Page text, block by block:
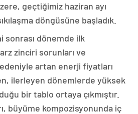
geçtiğimiz haziran ayı
döngüsüne başladık.
sonrası dönemde ilk
zinciri sorunları ve
artan enerji fiyatları
ilerleyen dönemlerde yüksek
bir tablo ortaya çıkmıştır.
büyüme kompozisyonunda iç